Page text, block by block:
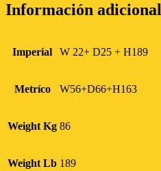
Información adicional
Imperial W 22+ D25 + H189
Metríco W56+D66+H163
Weight Kg 86
Weight Lb 189